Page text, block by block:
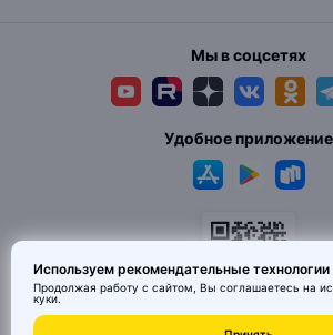
Мы в соцсетях
Удобное приложение
Используем рекомендательные технологии
Продолжая работу с сайтом, Вы соглашаетесь на
куки.